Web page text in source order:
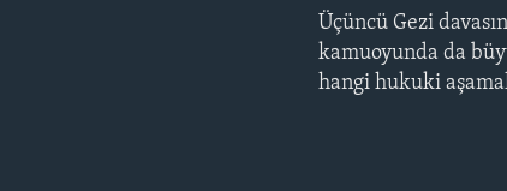
Üçüncü Gezi
kamuoyunda da
hangi hukuki